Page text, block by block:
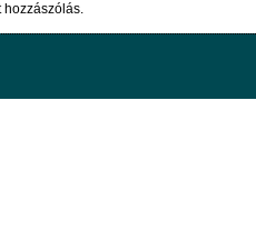
hozzászólás.